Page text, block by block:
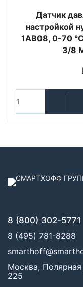
Датчик
настройкой
1AB08, 0-70
3/8
8 (800) 302-5771
8 (495) 781-8288
Москва, Полярная
225